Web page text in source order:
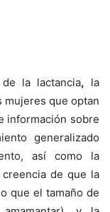
la lactancia, la
mujeres que optan
información sobre
generalizado
así como la
de que la
que el tamaño de